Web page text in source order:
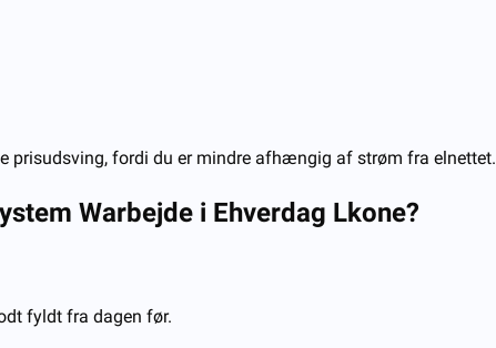
prisudsving, fordi du er mindre afhængig af strøm fra elnettet.
Warbejde i Ehverdag Lkone?
fyldt fra dagen før.